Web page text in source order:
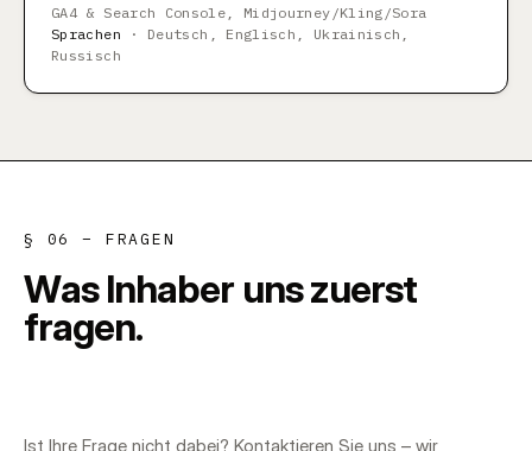
GA4 & Search Console, Midjourney/Kling/Sora
Sprachen · Deutsch, Englisch, Ukrainisch,
Russisch
§ 06 – FRAGEN
Was Inhaber unszuerst
fragen.
Ist Ihre Frage nicht dabei? Kontaktieren Sie uns – wir